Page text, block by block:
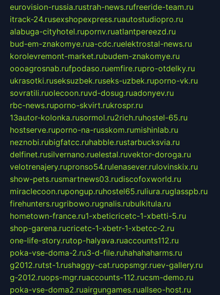
eurovision-russia.rustrah-news.rufreeride-team.ru
itrack-24.rusexshopexpress.ruautostudiopro.ru
alabuga-cityhotel.rupornv.ruatlantpereezd.ru
bud-em-znakomye.rua-cdc.ruelektrostal-news.ru
korolevremont-market.rubudem-znakomye.ru
oooagrosnab.rufpodaso.ruemfire.rupro-otdelky.ru
ukrasotki.ruseksuzbek.ruseks-uzbek.ruporno-vk.ru
sovratili.ruolecoon.ruvd-dosug.ruadonyev.ru
rbc-news.ruporno-skvirt.rukrospr.ru
13autor-kolonka.rusormol.ru2rich.ruhostel-65.ru
hostserve.ruporno-na-russkom.rumishinlab.ru
neznobi.rubigfatcc.ruhabble.rustarbucksvia.ru
delfinet.rusilvernano.ruelestal.ruvektor-doroga.ru
velotrenajery.rupronso54.rulenasever.rulovinskix.ru
show-pets.rusmartnews03.rudiscofoxworld.ru
miraclecoon.rupongup.ruhostel65.ruliura.ruglasspb.ru
firehunters.rugribowo.rugnalis.rubulkitula.ru
hometown-france.ru1-xbeticricetc-1-xbetti-5.ru
shop-garena.rucricetc-1-xbetr-1-xbetcc-2.ru
one-life-story.rutop-halyava.ruaccounts112.ru
poka-vse-doma-2.ru3-d-file.ruhahahaharms.ru
g2012.rutst-1.rushaggy-cat.ruopsmgr.ruev-gallery.ru
g-2012.ruops-mgr.ruaccounts-112.rucsm-demo.ru
poka-vse-doma2.ruairgungames.ruallseo-host.ru